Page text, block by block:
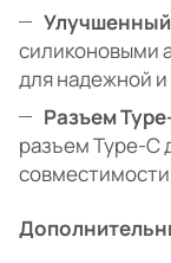
силиконовыми
для надежной
Разъем
разъем Type-C